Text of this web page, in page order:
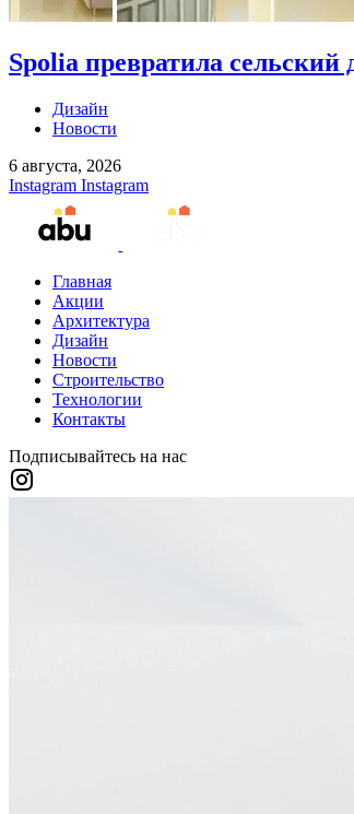
Spolia превратила
Дизайн
Новости
6 августа, 2026
Instagram Instagram
Главная
Акции
Архитектура
Дизайн
Новости
Строительство
Технологии
Контакты
Подписывайтесь на нас